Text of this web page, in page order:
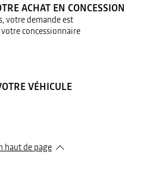
ACHAT EN CONCESSION
votre demande est
concessionnaire
VÉHICULE
haut de page​